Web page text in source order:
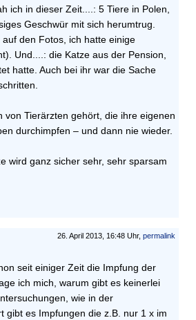
ich in dieser Zeit....: 5 Tiere in Polen,
Geschwür mit sich herumtrug.
den Fotos, ich hatte einige
Und....: die Katze aus der Pension,
hatte. Auch bei ihr war die Sache
von Tierärzten gehört, die ihre eigenen
durchimpfen – und dann nie wieder.
wird ganz sicher sehr, sehr sparsam
26. April 2013, 16:48 Uhr, permalink
seit einiger Zeit die Impfung der
ich mich, warum gibt es keinerlei
wie in der
gibt es Impfungen die z.B. nur 1 x im